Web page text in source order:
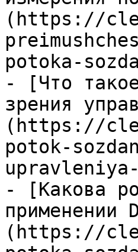
(https://
potoka-
- [Что
зрения
(https://
potok-
- [Какова
применении
(https://